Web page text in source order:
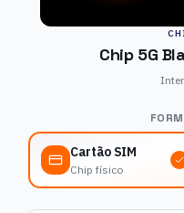
Chip 5G
Cartão SIM
Chip físico